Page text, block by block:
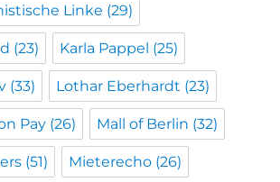
Linke (29)
(23) Karla Pappel (25)
(33) Lothar Eberhardt (23)
Pay (26) Mall of Berlin (32)
(51) Mieterecho (26)